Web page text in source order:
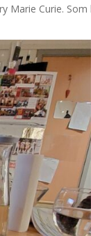
Curie.